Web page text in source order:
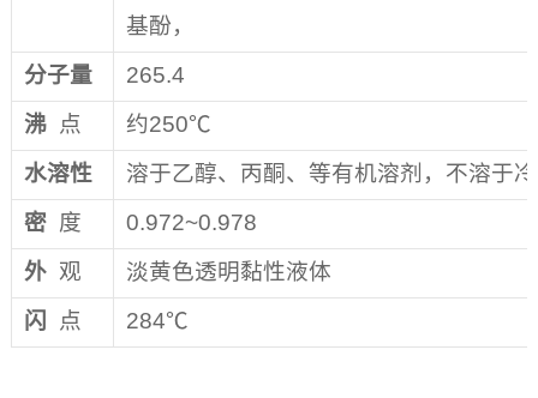
基酚，
分子量
265.4
沸点
约250℃
水溶性
溶于乙醇、丙酮、等有机溶剂，不溶于
密度
0.972~0.978
外观
淡黄色透明黏性液体
闪
点 284℃